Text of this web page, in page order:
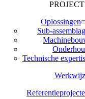
Oplossingen
Sub-
Technische